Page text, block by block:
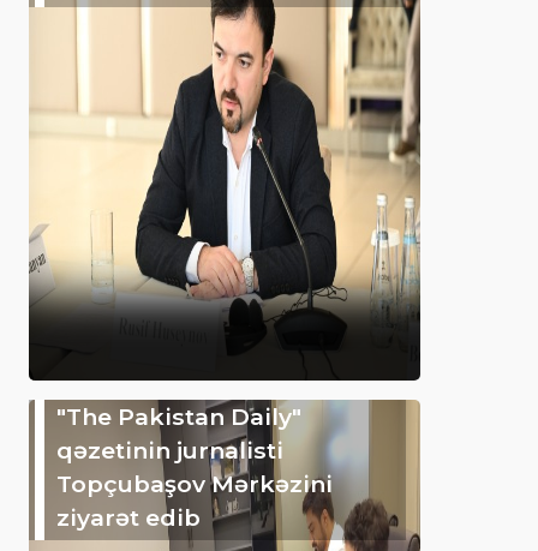
"The Pakistan Daily"
qəzetinin jurnalisti
Topçubaşov Mərkəzini
ziyarət edib